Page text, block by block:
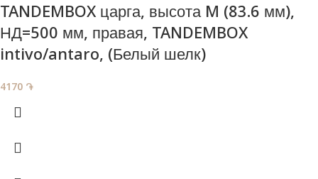
TANDEMBOX царга, высота M (83.6 мм),
НД=500 мм, правая, TANDEMBOX
intivo/antaro, (Белый шелк)
4170 ֏